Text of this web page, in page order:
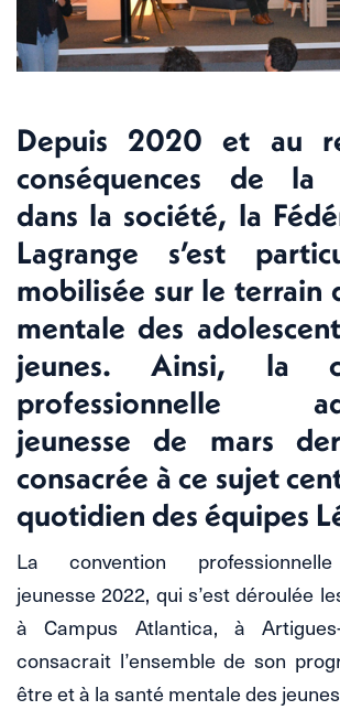
Depuis 2020 et au
conséquences de la
dans la société, la
Lagrange s’est
mobilisée sur le terrain
mentale des
jeunes. Ainsi, la
professionnelle
jeunesse de mars
consacrée à ce sujet
quotidien des équipes
La convention
jeunesse 2022, qui s’est déroulée
à Campus Atlantica, à Artigues-
consacrait l’ensemble de son
être et à la santé mentale des